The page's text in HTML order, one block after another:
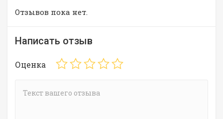
Отзывов пока нет.
Написать отзыв
Оценка